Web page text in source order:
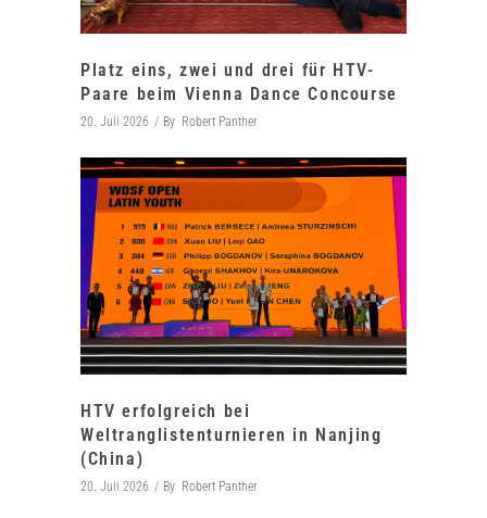
Platz eins, zwei und drei für HTV-
Paare beim Vienna Dance Concourse
20. Juli 2026 By Robert Panther
HTV erfolgreich bei
Weltranglistenturnieren in Nanjing
(China)
20. Juli 2026 By Robert Panther